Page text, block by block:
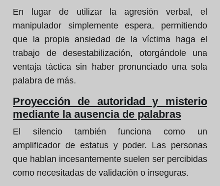
En lugar de utilizar la agresión verbal, el
manipulador simplemente espera, permitiendo
que la propia ansiedad de la víctima haga el
trabajo de desestabilización, otorgándole una
ventaja táctica sin haber pronunciado una sola
palabra de más.
Proyección de autoridad y misterio
mediante la ausencia de palabras
El silencio también funciona como un
amplificador de estatus y poder. Las personas
que hablan incesantemente suelen ser percibidas
como necesitadas de validación o inseguras.